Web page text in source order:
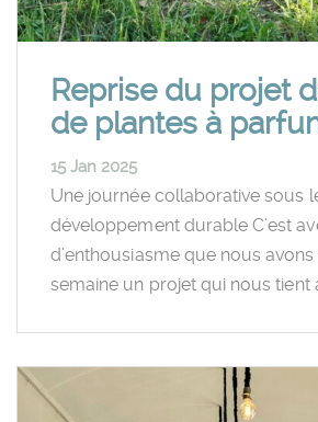
Reprise du projet
de plantes à
15 Jan 2025
Une journée collaborative sous
développement durable C’est
d’enthousiasme que nous
semaine un projet qui nous tient